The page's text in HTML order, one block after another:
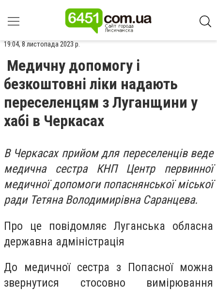
19:04, 8 листопада 2023 р.
Медичну допомогу і
безкоштовні ліки надають
переселенцям з Луганщини у
хабі в Черкасах
В Черкасах прийом для переселенців веде
медична сестра КНП Центр первинної
медичної допомоги попаснянської міської
ради Тетяна Володимирівна Саранцева.
Про це повідомляє Луганська обласна
державна адміністрація
До медичної сестра з Попасної можна
звернутися стосовно вимірювання